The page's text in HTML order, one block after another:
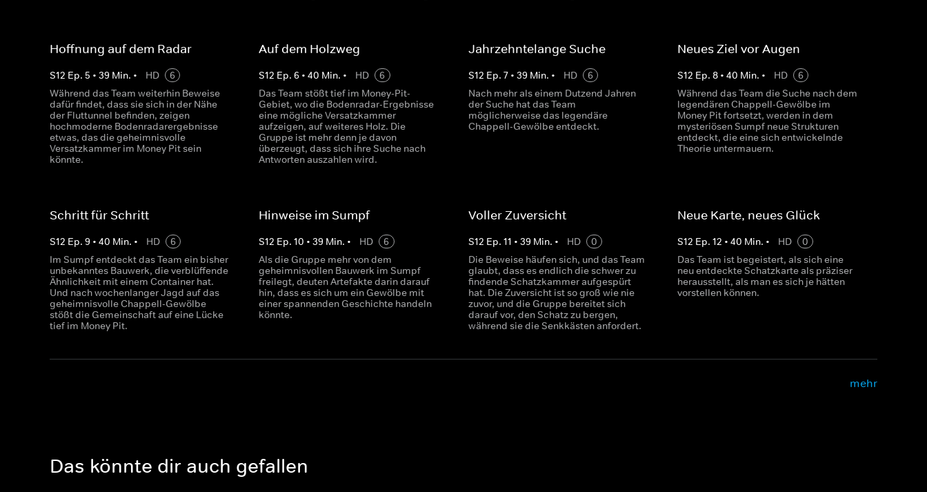
Hoffnung auf dem Radar
S12 Ep. 5 • 39 Min. • HD
6
Während das Team weiterhin Beweise
dafür findet, dass sie sich in der Nähe
der Fluttunnel befinden, zeigen
hochmoderne Bodenradarergebnisse
etwas, das die geheimnisvolle
Versatzkammer im Money Pit sein
könnte.
Auf dem Holzweg
S12 Ep.6 •40 Min. • HD
6
Das Team stößt tief im Money-Pit-
Gebiet, wo die Bodenradar-Ergebnisse
eine mögliche Versatzkammer
aufzeigen, auf weiteres Holz. Die
Gruppe ist mehr denn je davon
überzeugt, dass sich ihre Suche nach
Antworten auszahlen wird.
Jahrzehntelange Suche
S12 Ep. 7• 39Min. • HD
6
Nach mehr als einem Dutzend Jahren
der Suche hat das Team
möglicherweise das legendäre
Chappell-Gewölbe entdeckt.
Neues Ziel vor Augen
S12 Ep. 8• 40 Min. • HD
6
Während das Team die Suche nach dem
legendären Chappell-Gewölbe im
Money Pit fortsetzt, werden in dem
mysteriösen Sumpf neue Strukturen
entdeckt, die eine sich entwickelnde
Theorie untermauern.
Schritt für Schritt
S12 Ep. 9 • 40 Min. • HD
6
Im Sumpf entdeckt das Team ein bisher
unbekanntes Bauwerk, die verblüffende
Ähnlichkeit mit einem Container hat.
Und nach wochenlanger Jagd auf das
geheimnisvolle Chappell-Gewölbe
stößt die Gemeinschaft auf eine Lücke
tief im Money Pit.
Hinweise im Sumpf
S12 Ep.10 •39 Min. • HD
6
Als die Gruppe mehr von dem
geheimnisvollen Bauwerk im Sumpf
freilegt, deuten Artefakte darin darauf
hin, dass es sich um ein Gewölbe mit
einer spannenden Geschichte handeln
könnte.
Voller Zuversicht
S12 Ep. 11 • 39Min. • HD
0
Die Beweise häufen sich, und das Team
glaubt, dass es endlich die schwer zu
findende Schatzkammer aufgespürt
hat. Die Zuversicht ist so groß wie nie
zuvor, und die Gruppe bereitet sich
darauf vor, den Schatz zu bergen,
während sie die Senkkästen anfordert.
Neue Karte, neues Glück
S12 Ep. 12 • 40 Min. • HD
0
Das Team ist begeistert, als sich eine
neu entdeckte Schatzkarte als präziser
herausstellt, als man es sich je hätten
vorstellen können.
mehr
Das könnte dir auch gefallen